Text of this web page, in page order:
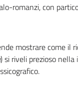
romanzi, con
mostrare come il
) si riveli prezioso